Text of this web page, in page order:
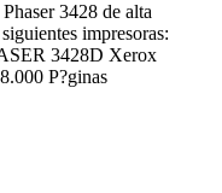
3428 de alta
impresoras:
3428D Xerox
P?ginas